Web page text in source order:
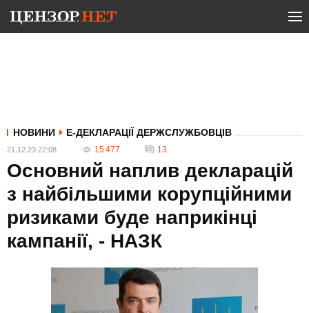
НОВИНИ Е-ДЕКЛАРАЦІЇ ДЕРЖСЛУЖБОВЦІВ
21.12.23 22:08 15 477 13
Основний наплив декларацій
з найбільшими корупційними
ризиками буде наприкінці
кампанії, - НАЗК